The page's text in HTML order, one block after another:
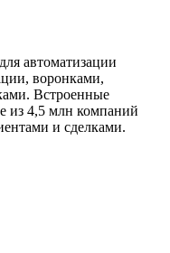
автоматизации
воронками,
Встроенные
из 4,5 млн компаний
и сделками.